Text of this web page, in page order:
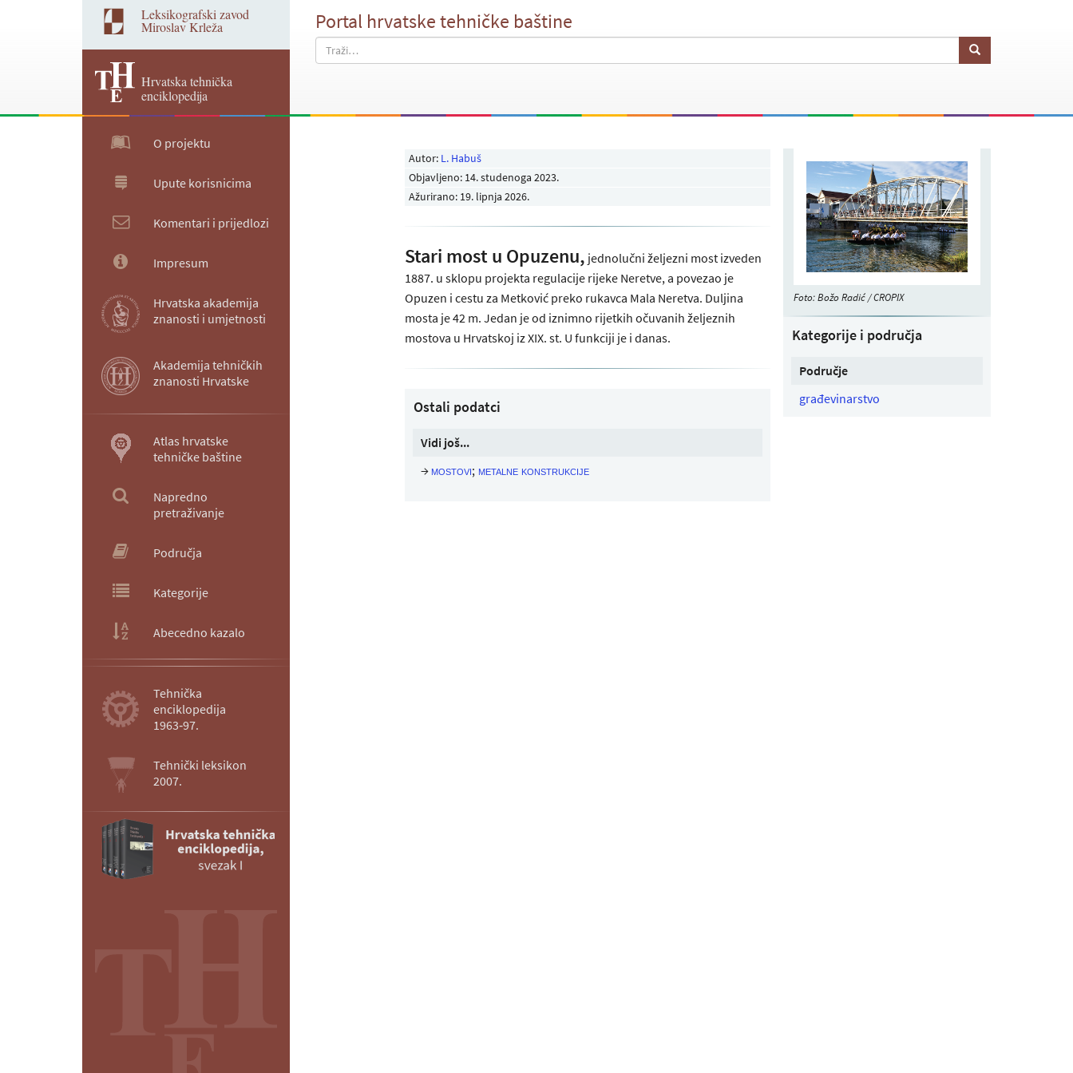
Leksikografski zavod
Miroslav Krleža
Hrvatska tehnička
enciklopedija
Portal hrvatske tehničke baštine
O projektu
Upute korisnicima
Komentari i prijedlozi
Impresum
Hrvatska akademija
znanosti i umjetnosti
Akademija tehničkih
znanosti Hrvatske
Atlas hrvatske
tehničke baštine
Napredno
pretraživanje
Područja
Kategorije
Abecedno kazalo
Tehnička
enciklopedija
1963‑97.
Tehnički leksikon
2007.
Autor: L. Habuš
Objavljeno: 14. studenoga 2023.
Ažurirano: 19. lipnja 2026.
Stari most u Opuzenu, jednolučni željezni most izveden
1887. u sklopu projekta regulacije rijeke Neretve, a povezao je
Opuzen i cestu za Metković preko rukavca Mala Neretva. Duljina
mosta je 42 m. Jedan je od iznimno rijetkih očuvanih željeznih
mostova u Hrvatskoj iz XIX. st. U funkciji je i danas.
Ostali podatci
Vidi još...
→ mostovi; metalne konstrukcije
Foto: Božo Radić / CROPIX
Kategorije i područja
Područje
građevinarstvo